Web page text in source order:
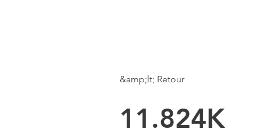
&amp;lt; Retour
11.824K